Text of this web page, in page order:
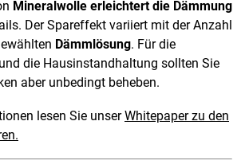
Mineralwolle erleichtert die Dämmung
Der Spareffekt variiert mit der Anzahl
Dämmlösung. Für die
die Hausinstandhaltung sollten Sie
aber unbedingt beheben.
lesen Sie unserWhitepaper zu den